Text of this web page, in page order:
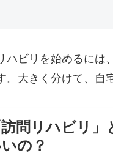
ハビリを始めるには
。大きく分けて、自
訪問リハビリ
の？